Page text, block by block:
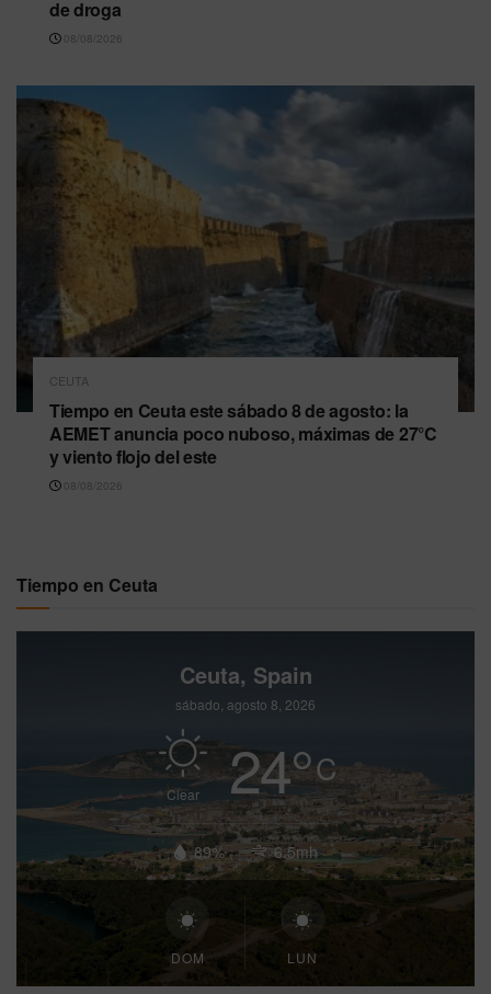
de droga
08/08/2026
CEUTA
Tiempo en Ceuta este sábado 8 de agosto: la
AEMET anuncia poco nuboso, máximas de 27°C
y viento flojo del este
08/08/2026
Tiempo en Ceuta
Ceuta, Spain
sábado, agosto 8, 2026
Clear 24°C
89% 6.5mh
DOM LUN